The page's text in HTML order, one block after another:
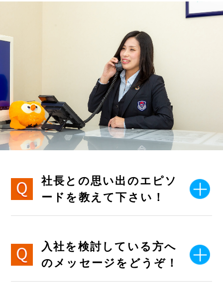
社長との思い出のエピソ
ードを教えて下さい！
入社を検討している方へ
のメッセージをどうぞ！